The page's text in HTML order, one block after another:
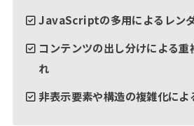
JavaScriptの多用によるレン
コンテンツの出し分けによる
れ
非表示要素や構造の複雑化によ